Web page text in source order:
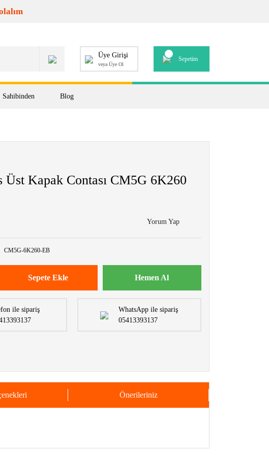
Üye Girişi
veya Üye Ol
Sepetim
Sahibinden Blog
Üst Kapak Contası CM5G 6K260
Yorum Yap
CM5G-6K260-EB
Sepete Ekle Hemen Al
ile sipariş
WhatsApp ile sipariş
05413393137
Önerileriniz